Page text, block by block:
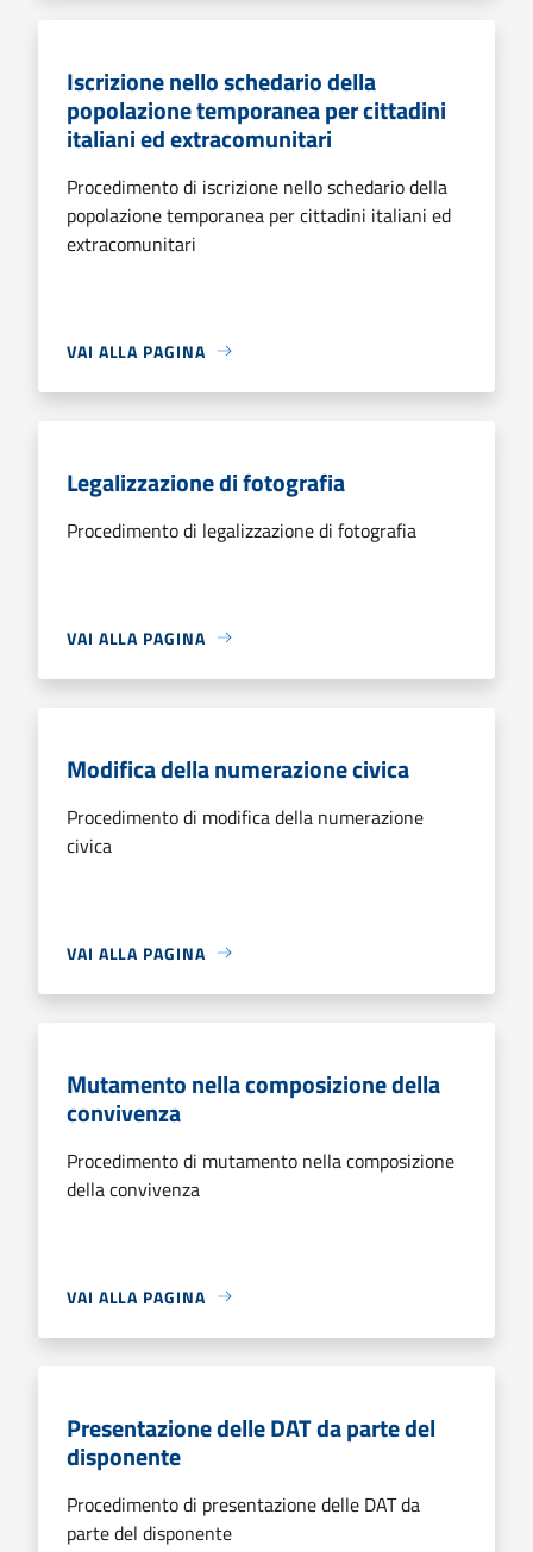
Iscrizione nello schedario della
popolazione temporanea per cittadini
italiani ed extracomunitari
Procedimento di iscrizione nello schedario della
popolazione temporanea per cittadini italiani ed
extracomunitari
VAI ALLA PAGINA
Legalizzazione di fotografia
Procedimento di legalizzazione di fotografia
VAI ALLA PAGINA
Modifica della numerazione civica
Procedimento di modifica della numerazione
civica
VAI ALLA PAGINA
Mutamento nella composizione della
convivenza
Procedimento di mutamento nella composizione
della convivenza
VAI ALLA PAGINA
Presentazione delle DAT da parte del
disponente
Procedimento di presentazione delle DAT da
parte del disponente